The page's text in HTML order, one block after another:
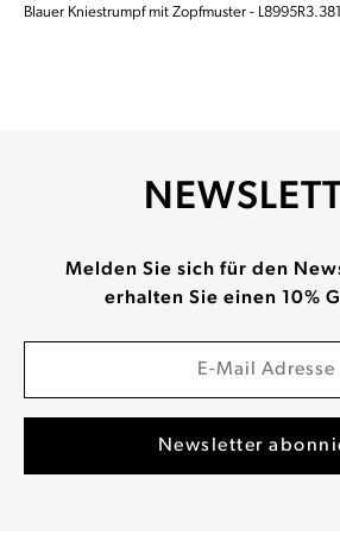
Blauer Kniestrumpf mit Zopfmuster -
Melden Sie sich für den
erhalten Sie einen 10%